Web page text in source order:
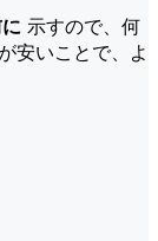
示すので、何
安いことで、よ